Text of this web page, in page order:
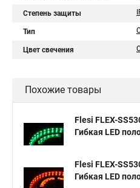
Степень защиты
Тип
Цвет свечения
Похожие товары
Flesi FLEX-
Гибкая LED
Flesi FLEX-
Гибкая LED